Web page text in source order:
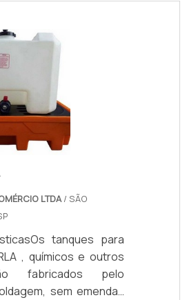
em alta qualidade
em vários
no mundo.As
zircônio são utilizadas
de aplicações
LTDA/ SÃO
tanques para
, químicos e outros
fabricados pelo
sem emendas